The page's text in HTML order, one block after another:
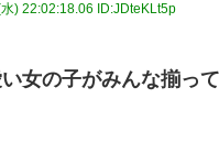
) 22:02:18.06 ID:JDteKLt5p
女の子がみんな揃っ